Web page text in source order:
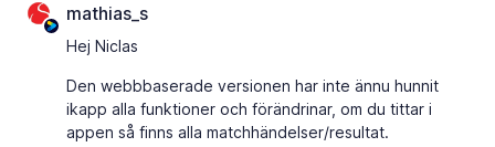
mathias_s
Hej Niclas
Den webbbaserade versionen har inte ännu hunnit
ikapp alla funktioner och förändrinar, om du tittar i
appen så finns alla matchhändelser/resultat.